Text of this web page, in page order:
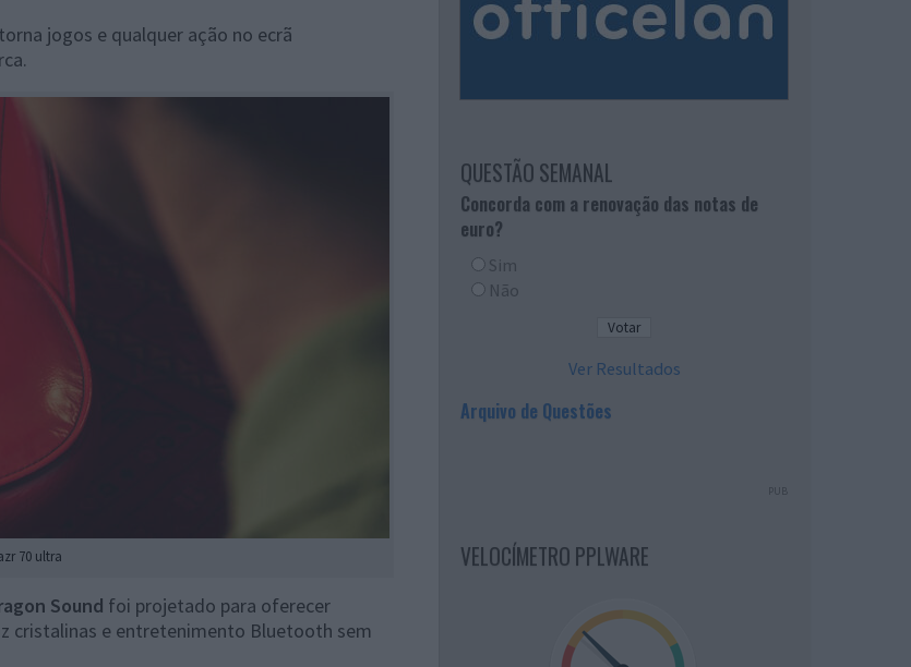
torna jogos e qualquer ação no ecrã
70 ultra
Sound foi projetado para oferecer
cristalinas e entretenimento Bluetooth sem
QUESTÃO SEMANAL
Concorda com a renovação das notas de
euro?
Sim
Não
Ver Resultados
Arquivo de Questões
PUB
VELOCÍMETRO PPLWARE